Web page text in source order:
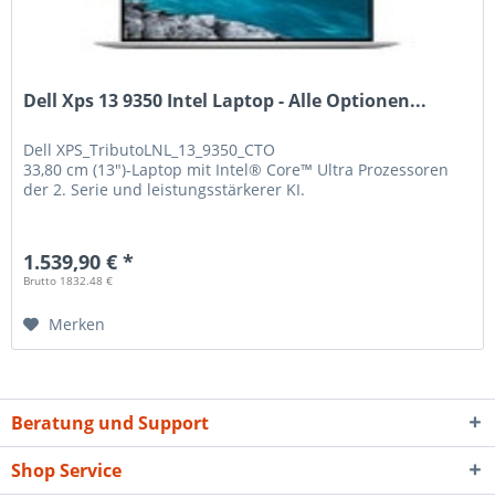
Dell Xps 13 9350 Intel Laptop - Alle Optionen...
DellXPS_TributoLNL_13_9350_CTO
33,80 cm (13")-Laptop mit Intel® Core™ Ultra Prozessoren
der 2. Serie und leistungsstärkerer KI.
1.539,90 € *
Brutto 1832.48 €
Merken
Beratung und Support
Shop Service